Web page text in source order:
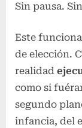
Sin pausa.
Este
de elección.
realidad
como si
segundo
infancia, del